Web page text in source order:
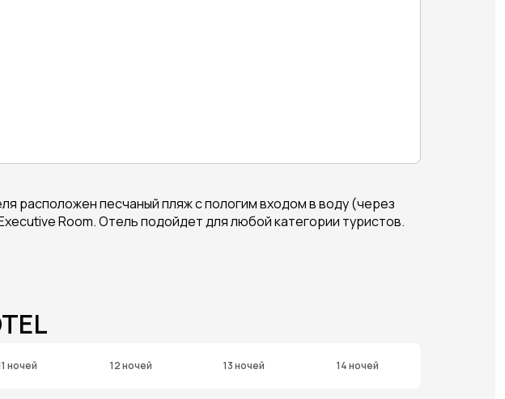
расположен песчаный пляж с пологим входом в воду (через
Room. Отель подойдет для любой категории туристов.
ночей 12 ночей 13 ночей 14 ночей